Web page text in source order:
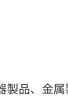
品、金属